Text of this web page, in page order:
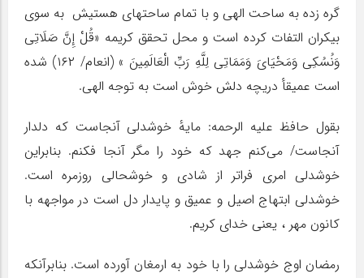
گره زده به ساحت الهی و با تمام ساحتهای هستیش به سوی
بیکران التفات کرده است و محل تحقق کریمه «قُلْ إِنَّ صَلَاتِی
وَنُسُکِی وَمَحْیَایَ وَمَمَاتِی لِلَّهِ رَبِّ الْعَالَمِینَ » (انعام/ ۱۶۲) شده
است عمیقأ دریچه دلش خوش است به توجه الهی‌.
بقول حافظ علیه الرحمه: مایهٔ خوشدلی آنجاست که دلدار
آنجاست/ می‌کنم جهد که خود را مگر آنجا فکنم. بنابراین
خوشدلی امری فراتر از شادی و خوشحالی روزمره است.
خوشدلی ابتهاج اصیل و عمیق و پایدار دل است در مواجهه با
کانون مهر ، یعنی خدای کریم.
رمضان اوج خوشدلی را با خود به ارمغان آورده است. بنابرآنکه